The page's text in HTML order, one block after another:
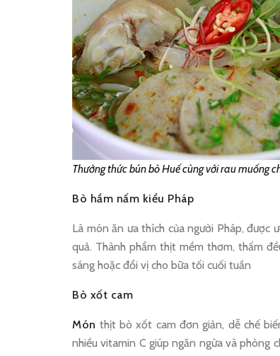
Thưởng thức bún bò Huế cùng với rau muống
Bò hầm nấm kiểu Pháp
Là món ăn ưa thích của người Pháp, được
quả. Thành phẩm thịt mềm thơm, thấm
sáng hoặc đổi vị cho bữa tối cuối tuần
Bò xốt cam
Món thịt bò xốt cam đơn giản, dễ chế
nhiều vitamin C giúp ngăn ngừa và phòng